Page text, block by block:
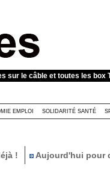
sur le câble et toutes les box
EMPLOI SOLIDARITÉ SANTÉ
! Aujourd'hui pour